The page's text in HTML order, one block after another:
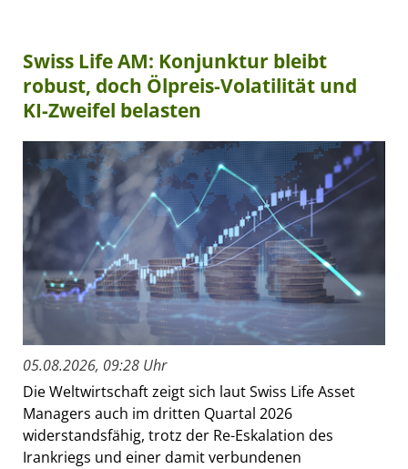
Swiss Life AM: Konjunktur bleibt
robust, doch Ölpreis-Volatilität und
KI-Zweifel belasten
05.08.2026, 09:28 Uhr
Die Weltwirtschaft zeigt sich laut Swiss Life Asset
Managers auch im dritten Quartal 2026
widerstandsfähig, trotz der Re-Eskalation des
Irankriegs und einer damit verbundenen